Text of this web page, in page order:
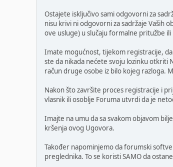
Ostajete isključivo sami odgovorni za
nisu krivi ni odgovorni za sadržaje Vaših
ove usluge) u slučaju formalne pritužbe
Imate mogućnost, tijekom registracije,
ste da nikada nećete svoju lozinku otkriti
račun druge osobe iz bilo kojeg razloga.
Nakon što završite proces registracije i
vlasnik ili osoblje Foruma utvrdi da je
Imajte na umu da sa svakom objavom
kršenja ovog Ugovora.
Također napominjemo da forumski
preglednika. To se koristi SAMO da